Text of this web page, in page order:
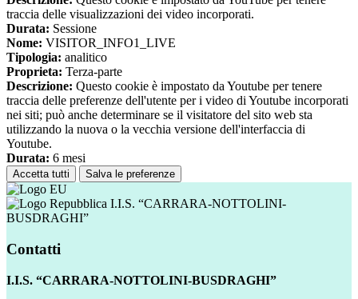
traccia delle visualizzazioni dei video incorporati.
Durata: Sessione
Nome: VISITOR_INFO1_LIVE
Tipologia: analitico
Proprieta: Terza-parte
Descrizione: Questo cookie è impostato da Youtube per tenere
traccia delle preferenze dell'utente per i video di Youtube incorporati
nei siti; può anche determinare se il visitatore del sito web sta
utilizzando la nuova o la vecchia versione dell'interfaccia di
Youtube.
Durata: 6 mesi
Accetta tutti Salva le preferenze
I.I.S. “CARRARA-NOTTOLINI-
BUSDRAGHI”
Contatti
I.I.S. “CARRARA-NOTTOLINI-BUSDRAGHI”